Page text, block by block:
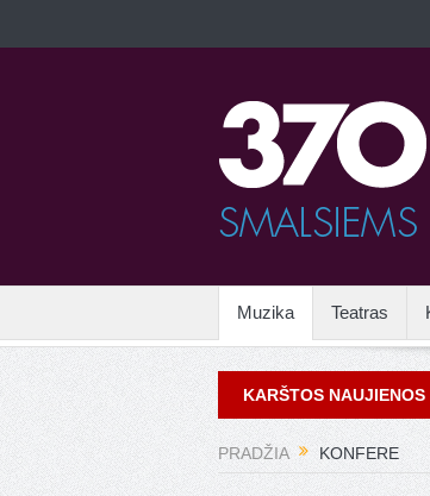
Muzika Teatras
KARŠTOS NAUJIENOS
Vandalizmas mene Drieso van Noteno
PRADŽIA KONFERE